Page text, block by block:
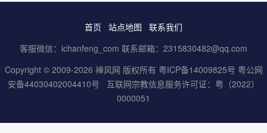
首页 站点地图
联系我们
客服微信：ichanfeng_com 联系邮箱：2315830482@qq.com
Copyright © 2009-2026 禅风网 版权所有 粤ICP备14009825号 粤公网
安备44030402004410号
互联网宗教信息服务许可证：粤（2022）
0000051